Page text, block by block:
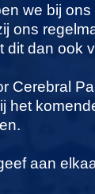
we bij
ons
dit dan ook
Cerebral
het
aan